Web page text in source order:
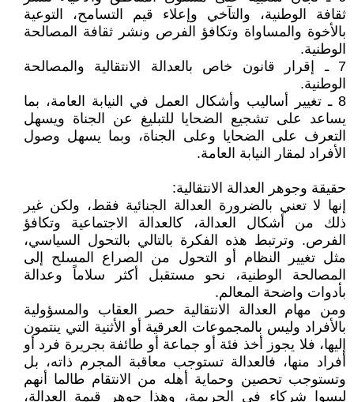
ثقافة الوطنية، والتآخي وإعلاء قيم التسامح، التوعية
بالأخوة والمساواة وتكافؤ الفرص ونشر ثقافة المصالحة
الوطنية.
7 ـ إقرار قانون خاص بالعدالة الانتقالية والمصالحة
الوطنية.
8 ـ تغيير أساليب وأشكال العمل في النيابة العامة، بما
يساعد على تشجيع الضحايا للتبليغ عن الجناة ويسهل
التعرف على الضحايا وعلى الجناة، وبما يسهل وصول
الأفراد لمقار النيابة العامة.
حقيقة وجوهر العدالة الانتقالية:
إنها لا تعني بالضرورة العدالة الجنائية فقط، ولكن غير
ذلك من أشكال العدالة، كالعدالة الاجتماعية وتكافؤ
الفرص. وترتبط هذه الفكرة بالتالي بالتحول السياسي،
مثل تغيير النظام أو التحول من الصراع المسلح إلى
المصالحة الوطنية، نحو مستقبل أكثر سلاماً وعدالة
بأدوات واضحة المعالم.
ومن مهام العدالة الانتقالية حصر العقاب والمسؤولية
بالأفراد وليس بالمجموعات العرقية أو الأثنية التي ينتمون
إليها، فلا يجوز أخذ فئة أو جماعة أو طائفة بجريرة فرد أو
أفراد منها، فالعدالة تستوجب معاقبة المجرم ذاته، بل
وتستوجب تحصين وحماية أهله من الانتقام طالما أنهم
ليسوا شركاء في الجريمة، وهذا جوهر قيمة العدالة،